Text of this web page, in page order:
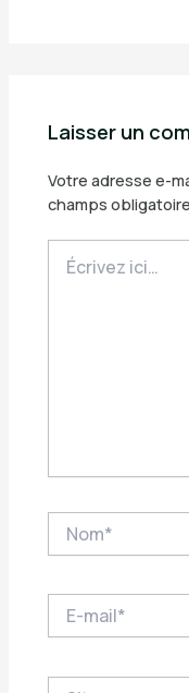
Laisser un
Votre adresse e-
champs
ici…
mail*